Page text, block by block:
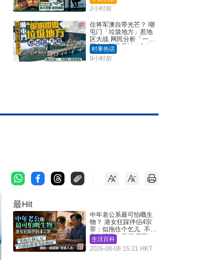
2小时前
住将军澳自带光芒？ 嘲
屯门「垃圾地方」惹地
区大战 网民分析「一共
同点」秒息风波｜Juicy
叮
时事热话
9小时前
最Hit
中年老公系最可怕嘅生
物？ 港女狂踩伴侣4宗
罪：似拖住个乞儿 不解
为何经常去厕所 网民一
语道破
生活百科
2026-08-08 15:21 HKT